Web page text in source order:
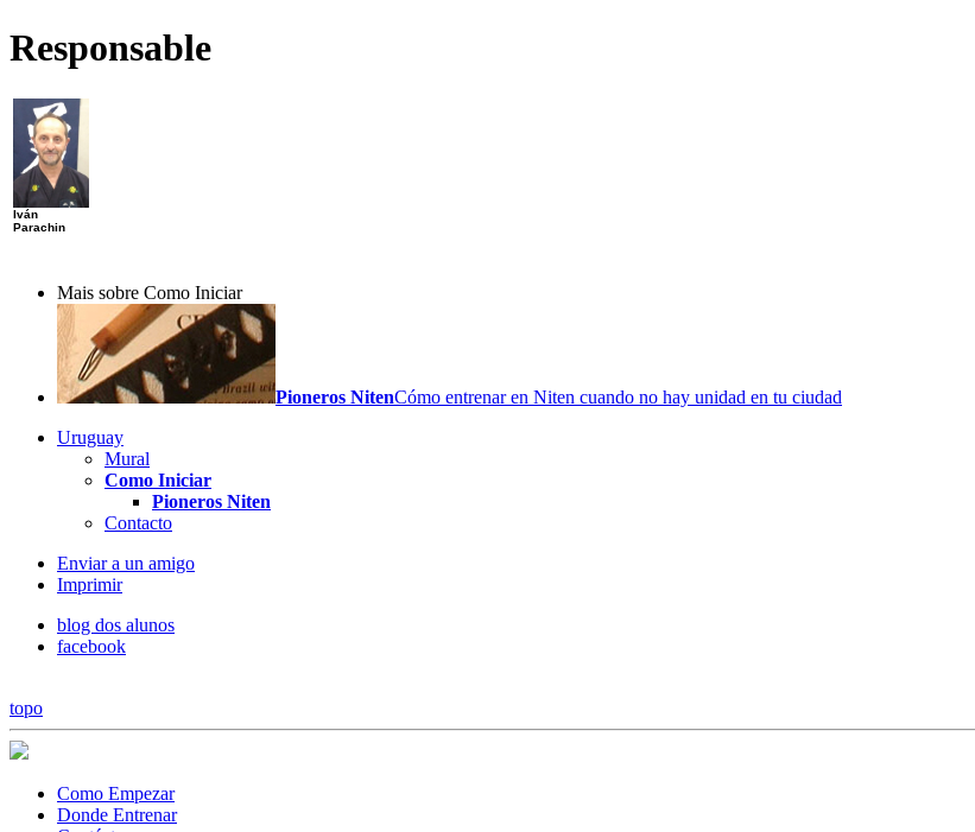
Responsable
Iván
Parachin
Mais sobre Como Iniciar
Pioneros NitenCómo entrenar en Niten cuando no hay unidad en tu ciudad
Uruguay
Mural
Como Iniciar
Pioneros Niten
Contacto
Enviar a un amigo
Imprimir
blog dos alunos
facebook
topo
Como Empezar
Donde Entrenar